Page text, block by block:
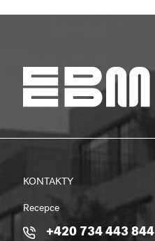
KONTAKTY
Recepce
+420 734 443 844